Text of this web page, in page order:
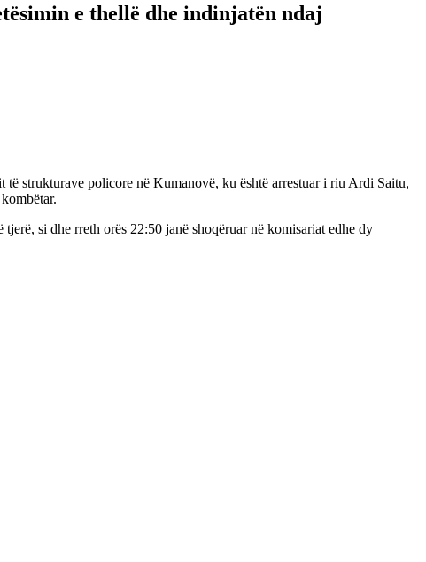
e thellë dhe indinjatën ndaj
strukturave policore në Kumanovë, ku është arrestuar i riu Ardi Saitu,
si dhe rreth orës 22:50 janë shoqëruar në komisariat edhe dy